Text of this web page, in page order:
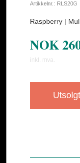
Artikkelnr.: RLS20G
Raspberry |
NOK
inkl. mva.
Utsolgt